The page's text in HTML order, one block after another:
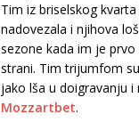
Tim iz briselskog
nadovezala i njihova
sezone kada im je
strani. Tim trijumfom
jako lša u doigravanju
Mozzartbet.